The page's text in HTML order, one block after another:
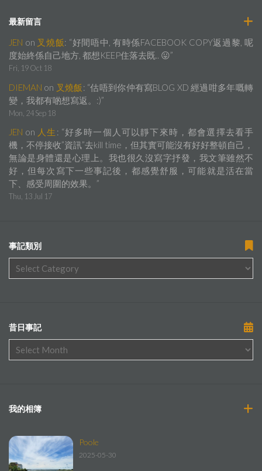
最新留言
JEN on 叉燒飯: “好間唔中, 有時係FACEBOOK COPY返過黎, 呢
度始終係自己地方, 都想KEEP住落去既.. 😛”
Fri, 19 Oct 18
DIEMAN on 叉燒飯 : “估唔到你仲有寫BLOG XD 經過咁多年嘅轉
變，我都有啲想寫返。:)”
Mon, 24 Sep 18
JEN on 人生 : “好多時一個人可以靜下來時，都會選擇去看手
機，不停接收”資訊”去kill time，但其實可能沒有好好整頓自己，
無論是身體還是心理上。我也很久沒寫字抒發，我文筆雖然不
好，但每次寫下一些事記後，都感覺舒服，可能就是活在當
下、感受周圍的效果。 ”
Thu, 13 Jul 17
事記類別
昔日事記
我的相簿
Poole
2025-05-30